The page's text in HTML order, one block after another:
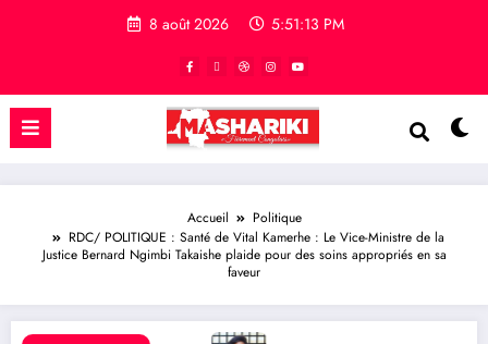
8 août 2026 5:51:14 PM
Accueil
Politique
RDC/ POLITIQUE : Santé de Vital Kamerhe : Le Vice-Ministre de la
Justice Bernard Ngimbi Takaishe plaide pour des soins appropriés en sa
faveur